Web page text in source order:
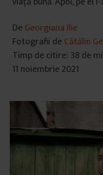
De Georgiana Ilie
Fotografii de Cătălin
Timp de citire: 38 de
11 noiembrie 2021